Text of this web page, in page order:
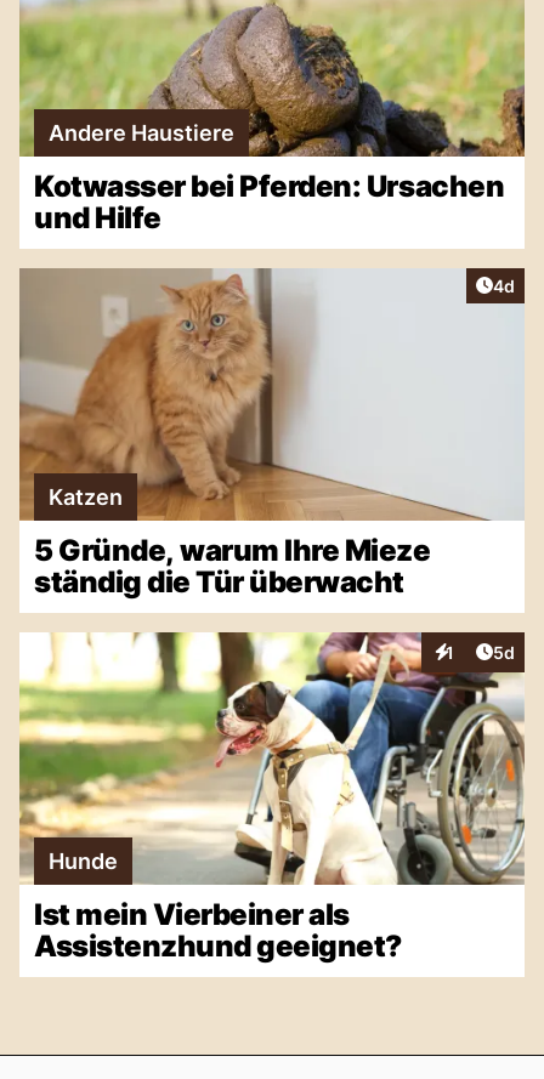
Andere Haustiere
Kotwasser bei Pferden: Ursachen
und Hilfe
4d
Katzen
5 Gründe, warum Ihre Mieze
ständig die Tür überwacht
1
Interaktionen
5d
Hunde
Ist mein Vierbeiner als
Assistenzhund geeignet?